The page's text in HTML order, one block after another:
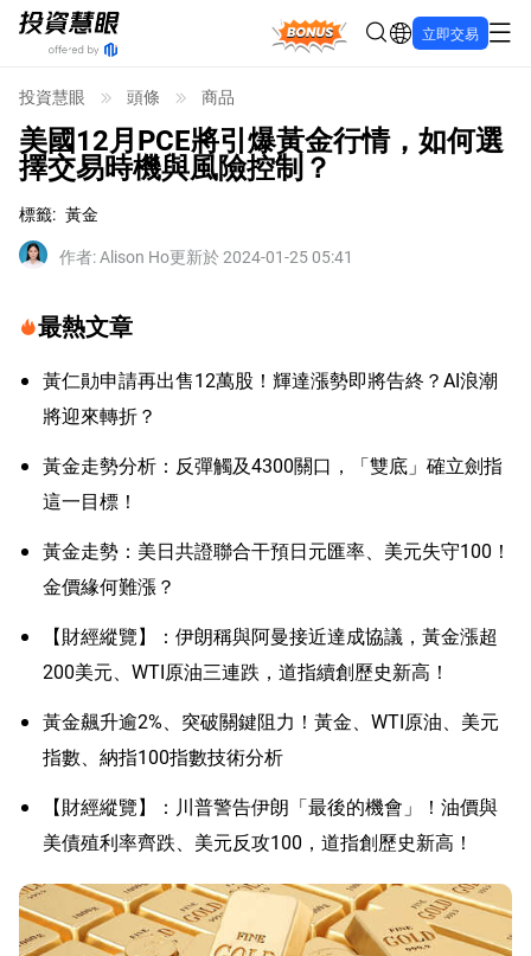
Bonus 立即交易
投資慧眼 頭條 商品
美國12月PCE將引爆黃金行情，如何選
擇交易時機與風險控制？
標籤: 黃金
作者:Alison Ho更新於 2024-01-25 05:41
最熱文章
黃仁勛申請再出售12萬股！輝達漲勢即將告終？AI浪潮
將迎來轉折？
黃金走勢分析：反彈觸及4300關口，「雙底」確立劍指
這一目標！
黃金走勢：美日共證聯合干預日元匯率、美元失守100！
金價緣何難漲？
【財經縱覽】：伊朗稱與阿曼接近達成協議，黃金漲超
200美元、WTI原油三連跌，道指續創歷史新高！
黃金飆升逾2%、突破關鍵阻力！黃金、WTI原油、美元
指數、納指100指數技術分析
【財經縱覽】：川普警告伊朗「最後的機會」！油價與
美債殖利率齊跌、美元反攻100，道指創歷史新高！